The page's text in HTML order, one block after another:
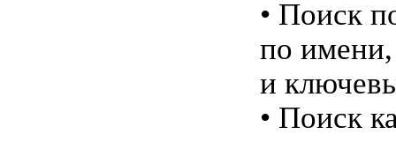
• Поиск
по
и
• Поиск